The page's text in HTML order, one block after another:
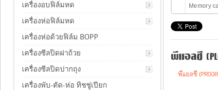
Memory
พีแอลซี
พีแอลซี
เครื่องอบฟิล์มหด
เครื่องห่อฟิล์มหด
เครื่องห่อด้วยฟิล์ม BOPP
เครื่องซีลปิดฝาถ้วย
เครื่องซีลปิดปากถุง
เครื่องพับ-ตัด-ห่อ ทิชชู่เปียก